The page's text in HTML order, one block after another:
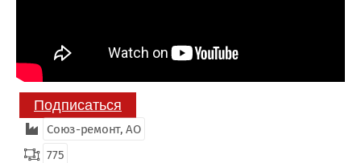
Подписаться
Союз-ремонт, АО
775